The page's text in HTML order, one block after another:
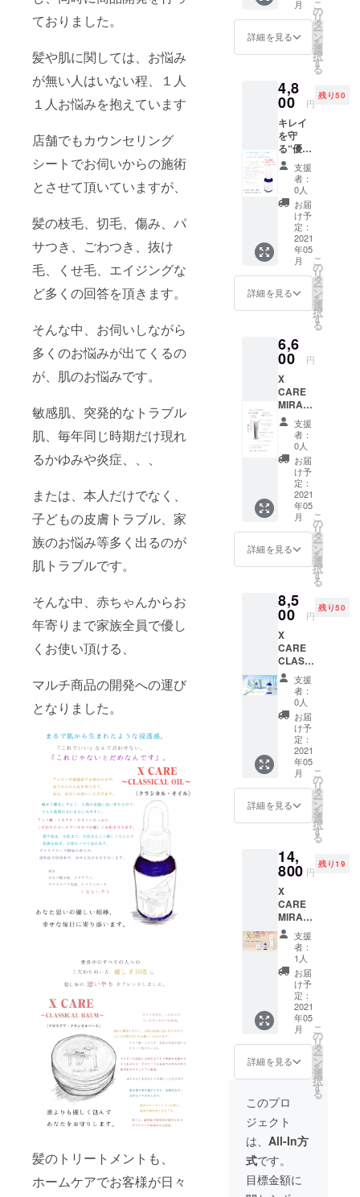
ておりました。
髪や肌に関しては、お悩み
が無い人はいない程、１人
１人お悩みを抱えています
店舗でもカウンセリング
シートでお伺いからの施術
とさせて頂いていますが、
髪の枝毛、切毛、傷み、パ
サつき、ごわつき、抜け
毛、くせ毛、エイジングな
ど多くの回答を頂きます。
そんな中、お伺いしながら
多くのお悩みが出てくるの
が、肌のお悩みです。
敏感肌、突発的なトラブル
肌、毎年同じ時期だけ現れ
るかゆみや炎症、、、
または、本人だけでなく、
子どもの皮膚トラブル、家
族のお悩み等多く出るのが
肌トラブルです。
そんな中、赤ちゃんからお
年寄りまで家族全員で優し
くお使い頂ける、
マルチ商品の開発への運び
となりました。
髪のトリートメントも、
ホームケアでお客様が日々
xyy_japan@
皮脂に
近い作
りをし
ている
ため、
く肌な
じみが
◎ アミ
ノ酸・
ミネラ
ル・お
肌の代
謝を高
めるビ
タミン
類が豊
富◎ ア
トピー
肌の方
や敏感
肌、ト
ラブル
赤ちゃ
んにも
安心◎
肌全身
のケ
ア、頭
皮ケ
ア、ヘ
アケア
とどこ
にでも
使える
こだわ
りのオ
イル︎ 天
然100%
の商品
成分を
何を
いるか
で効果
は全く
変わり
ます！
今まで
天然
100%を
好きで
使われ
ていた
方も
XCARE
を使え
ば 同じ
も使う
成分で
こんな
に違う
のだと
実感頂
けると
思いま
月
詳細を見る
こ
の
リ
タ
ー
ン
を
選
択
す
る
4,8
00 円
残り50
キレイ
を守
る“優し
さ“を詰
め込ん
だこだ
わりの
天然
100%オ
イル 人
間の皮
脂に近
い作り
をして
いるた
め、と
肌なじ
みが◎
アミノ
酸・ミ
ネラ
ル・お
肌の代
謝を高
めるビ
タミン
類が豊
富◎ ア
トピー
肌の方
や敏感
肌、ト
ラブル
赤ちゃ
んにも
安心◎
肌全身
のケ
ア、頭
皮ケ
ア、ヘ
アケア
とどこ
にでも
使える
こだわ
りのオ
イル︎ 天
然100%
の商品
成分を
何を
いるか
で効果
は全く
変わり
ます！
今まで
天然
100%を
好きで
使われ
ていた
方も
XCARE
を使え
ば 同じ
100%で
も使う
成分で
こんな
のだと
実感頂
けると
支援
者：
0人
お届
け予
定：
2021
年05
月
詳細を見る
こ
の
リ
タ
ー
ン
を
選
択
す
る
6,6
00 円
X
CARE
MIRAC
LE １
本 X
CARE
"MIRA
CLE"
200g×
１本を
お届け
させて
頂きま
す 対象
商品：
ヘアミ
メー
ジ、く
せ毛、
硬毛、
細毛、
うね
り、広
がり
etc...全
ての髪
のお悩
みの方
へ... 世
界初の
高濃度
フラー
レン配
品） 毛
髪強度
175%
(国内
初・実
証濃度
配合）
皮膜の
蓄積も
起こさ
ない、
成分配
合 皮膚
刺激も
少な
く、安
全性の
分配合&
水は全
ラル
たっぷ
りな 海
洋深層
水のみ
を使用
支援
者：
0人
お届
け予
定：
2021
年05
月
詳細を見る
こ
の
リ
タ
ー
ン
を
選
択
す
る
8,5
00 円
残り50
X
CARE
CLASSI
CAL
OIL＆
BARM
セット
キレイ
を守
る“優し
さ“を詰
め込ん
だこだ
わりの
天然
100%オ
間の皮
脂に近
い作り
をして
いるた
め、と
にかく
肌なじ
みが◎
アミノ
酸・ミ
ネラ
ル・お
肌の代
謝を高
めるビ
タミン
トピー
肌の方
や敏感
肌、ト
ラブル
肌の方
におす
すめ！
支援
者：
0人
お届
け予
定：
2021
年05
月
詳細を見る
こ
の
リ
タ
ー
ン
を
選
択
す
る
14,
800 円
残り19
X
CARE
MIRAC
LE、 X
CARE
CLASSI
CAL
OIL＆
BARM
セット
CARE
"MIRA
CLE"
200g×
１本と
オイ
ル、
バーム
をお届
けさせ
て頂き
ます 対
象商
支援
者：
1人
お届
け予
定：
2021
年05
月
詳細を見る
こ
の
リ
タ
ー
ン
を
選
択
す
る
このプロ
ジェクト
は、 All-In方
式です。
目標金額に